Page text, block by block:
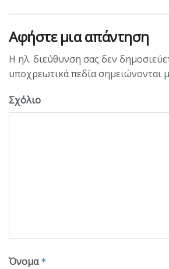
Αφήστε μια απάντηση
Η ηλ. διεύθυνση σας δεν
υποχρεωτικά πεδία σημειώνονται
Σχόλιο
Όνομα *